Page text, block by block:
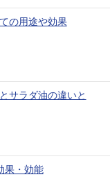
の用途や効果
サラダ油の違いと
果・効能